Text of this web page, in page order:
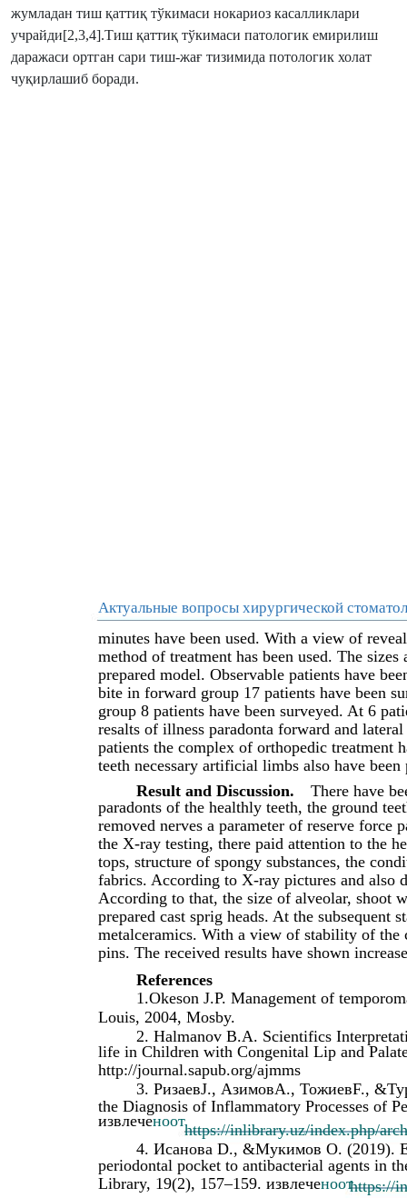
жумладан тиш қаттиқ тўкимаси нокариоз касалликлари
учрайди[2,3,4].Тиш қаттиқ тўкимаси патологик емирилиш
даражаси ортган сари тиш-жағ тизимида потологик холат
чуқирлашиб боради.
Актуальные вопросы хирургической
minutes have been used. With a view of
method of treatment has been used. The
prepared model. Observable patients have
bite in forward group 17 patients have been
group 8 patients have been surveyed. At 6
resalts of illness paradonta forward and
patients the complex of orthopedic treatment
teeth necessary artificial limbs also have been
Result and Discussion.
There have
paradonts of the healthly teeth, the ground
removed nerves a parameter of reserve force
the X-ray testing, there paid attention to the
tops, structure of spongy substances, the
fabrics. According to X-ray pictures and also
According to that, the size of alveolar, shoot
prepared cast sprig heads. At the subsequent
metalceramics. With a view of stability of the
pins. The received results have shown
References
1.Okeson J.P. Management of
Louis, 2004, Mosby.
2. Halmanov B.A. Scientifics
life in Children with Congenital Lip and
http://journal.sapub.org/ajmms
3. РизаевJ., АзимовA., ТожиевF.,
the Diagnosis of Inflammatory Processes of
извлеченоотhttps://inlibrary.uz/index.php/
4. Исанова D., &Мукимов O. (2019).
periodontal pocket to antibacterial agents in
Library, 19(2), 157–159. извлеченоотhttps://